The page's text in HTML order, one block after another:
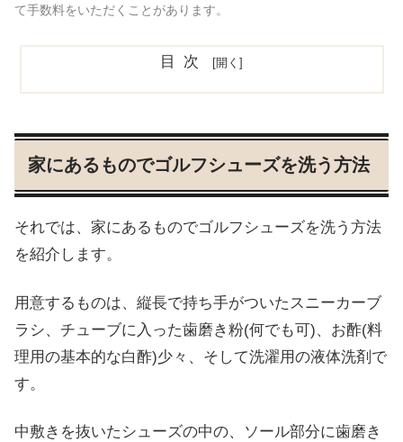
て手数料をいただくことがあります。
目次
家にあるものでゴルフシューズを洗う方法
それでは、家にあるものでゴルフシューズを洗う方法
を紹介します。
用意するものは、縦長で持ち手がついたスニーカーブ
ラシ、チューブに入った歯磨き粉(何でも可)、お酢(料
理用の基本的な白酢)少々、そして洗濯用の液体洗剤で
す。
中敷きを抜いたシューズの中の、ソール部分に歯磨き